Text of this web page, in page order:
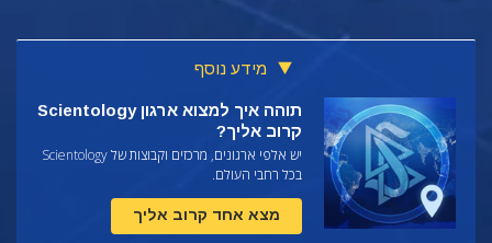
מידע נוסף
תוהה איך למצוא ארגון Scientology
קרוב אליך?
יש אלפי ארגונים, מרכזים וקבוצות של Scientology
בכל רחבי העולם.
מצא אחד קרוב אליך